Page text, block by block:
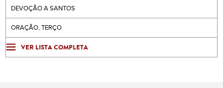
DEVOÇÃO A SANTOS
ORAÇÃO, TERÇO
VER LISTA COMPLETA